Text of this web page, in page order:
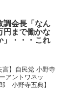
調会長「なん
円まで働かな
」・・・これ
言】自民党 小野寺
アントワネッ
小野寺五典】